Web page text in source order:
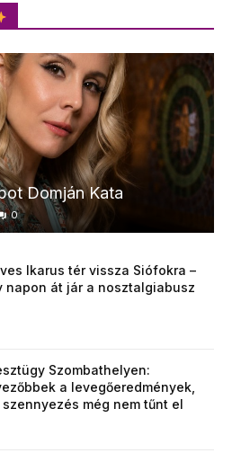
Domján Kata
0
Ikarus tér vissza Siófokra –
napon át jár a nosztalgiabusz
Szombathelyen:
a levegőeredmények,
szennyezés még nem tűnt el